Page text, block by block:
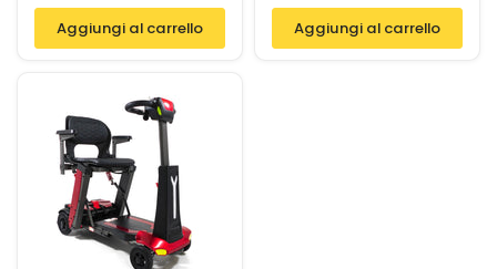
Aggiungi al carrello Aggiungi al carrello